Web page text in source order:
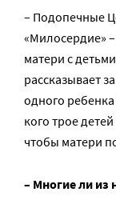
– Подопечные
«Милосердие»
матери с
рассказывает
одного
кого трое
чтобы матери
– Многие ли из